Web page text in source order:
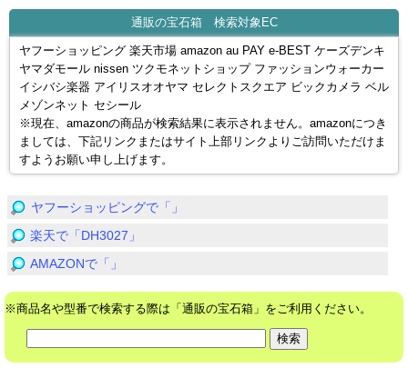
通販の宝石箱 検索対象EC
ヤフーショッピング 楽天市場 amazon au PAY e-BEST ケーズデンキ
ヤマダモール nissen ツクモネットショップ ファッションウォーカー
イシバシ楽器 アイリスオオヤマ セレクトスクエア ビックカメラ ベル
メゾンネット セシール
※現在、amazonの商品が検索結果に表示されません。amazonにつき
ましては、下記リンクまたはサイト上部リンクよりご訪問いただけま
すようお願い申し上げます。
ヤフーショッピングで「」
楽天で「DH3027」
AMAZONで「」
※商品名や型番で検索する際は「通販の宝石箱」をご利用ください。